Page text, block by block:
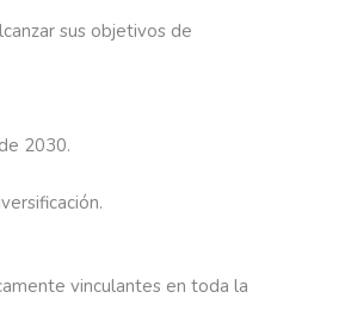
sus objetivos de
2030.
vinculantes en toda la